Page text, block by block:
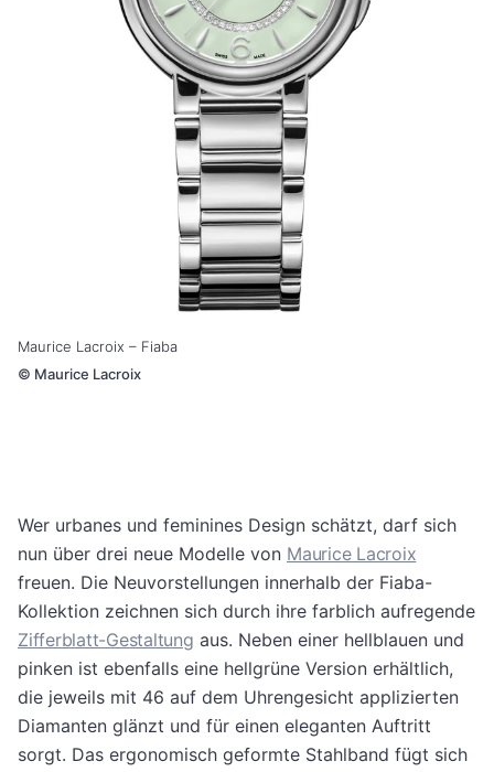
Maurice Lacroix – Fiaba
© Maurice Lacroix
Wer urbanes und feminines Design schätzt, darf sich
nun über drei neue Modelle von Maurice Lacroix
freuen. Die Neuvorstellungen innerhalb der Fiaba-
Kollektion zeichnen sich durch ihre farblich aufregende
Zifferblatt-Gestaltung aus. Neben einer hellblauen und
pinken ist ebenfalls eine hellgrüne Version erhältlich,
die jeweils mit 46 auf dem Uhrengesicht applizierten
Diamanten glänzt und für einen eleganten Auftritt
sorgt. Das ergonomisch geformte Stahlband fügt sich